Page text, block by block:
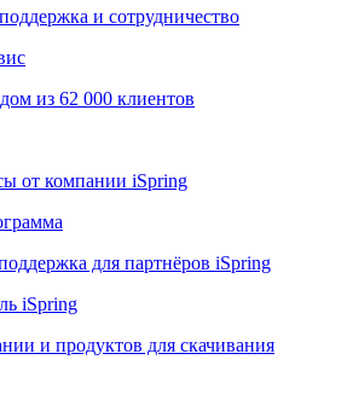
и сотрудничество
из 62 000 клиентов
от компании iSpring
для партнёров iSpring
iSpring
и продуктов для скачивания